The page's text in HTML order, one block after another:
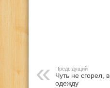
Предыдущий
Чуть не сгорел,
одежду